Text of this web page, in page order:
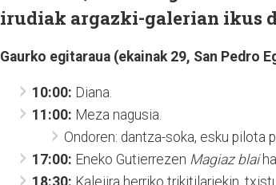
irudiak argazki-galerian ikus
Gaurko egitaraua (ekainak 29, San Pedro
10:00: Diana.
11:00: Meza nagusia.
Ondoren: dantza-soka, esku pilota
17:00: Eneko Gutierrezen Magiaz blai